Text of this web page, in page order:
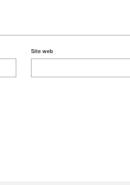
Site web